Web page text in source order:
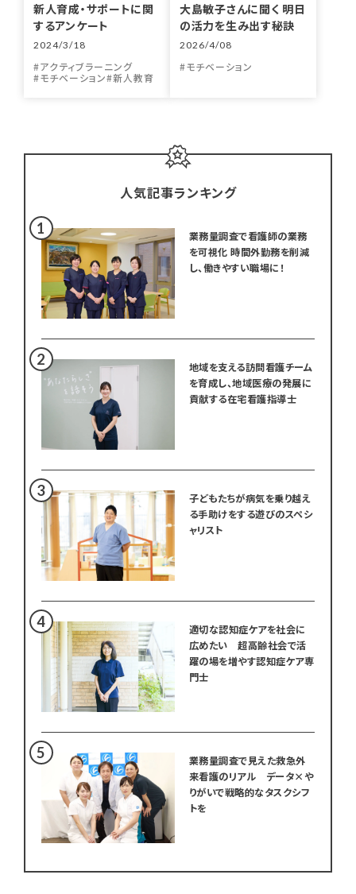
新人育成・サポートに関
するアンケート
2024/3/18
アクティブラーニング
モチベーション 新人教育
大島敏子さんに聞く 明日
の活力を生み出す秘訣
2026/4/08
モチベーション
人気記事ランキング
業務量調査で看護師の業務
を可視化 時間外勤務を削減
し、働きやすい職場に！
地域を支える訪問看護チーム
を育成し、地域医療の発展に
貢献する在宅看護指導士
子どもたちが病気を乗り越え
る手助けをする遊びのスペシ
ャリスト
適切な認知症ケアを社会に
広めたい 超高齢社会で活
躍の場を増やす認知症ケア専
門士
業務量調査で見えた救急外
来看護のリアル データ×や
りがいで戦略的なタスクシフ
トを